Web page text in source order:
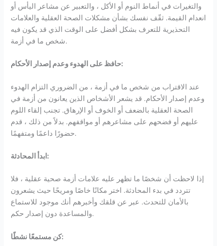
والتغيرات في أنماط النوم أو الأكل ، والتعبير عن مشاعر اليأس أو
انعدام القيمة. ثقّف نفسك بشأن مشكلات الصحة العقلية والعلامات
التحذيرية للتعرف بشكل أفضل على الوقت الذي قد يكون فيه
شخص ما في أزمة.
حافظ على الهدوء وعدم إصدار الأحكام:
عند الاقتراب من شخص ما في أزمة ، من الضروري التزام الهدوء
وعدم إصدار الأحكام. قد يشعر الأشخاص الذين يعانون من أزمة في
الصحة العقلية بالضعف أو الخوف أو الإرهاق. تجنب إلقاء اللوم
عليهم أو فضحهم على مشاعرهم أو مواقفهم. بدلاً من ذلك ، قدم
حضورًا داعمًا ومتفهمًا.
ابدأ المحادثة:
إذا لاحظت أن شخصًا ما تظهر عليه علامات أزمة صحية عقلية ، فلا
تتردد في بدء المحادثة. اختر مكانًا خاصًا ومريحًا حيث يشعرون
بالأمان للتحدث. عبر عن قلقك وأخبرهم أنك موجود للاستماع
والمساعدة دون إصدار حكم.
كن مستمعًا نشطًا: